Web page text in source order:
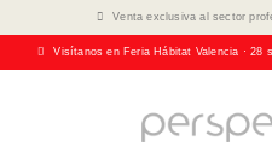
Venta exclusiva al sector
Visítanos en Feria Hábitat Valencia · 28